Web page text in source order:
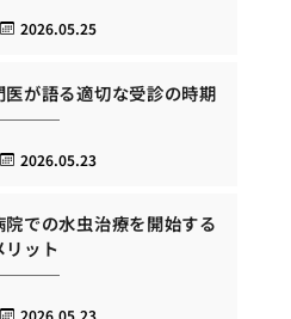
2026.05.25
が語る適切な受診の時期
2026.05.23
での水虫治療を開始する
リット
2026.05.23